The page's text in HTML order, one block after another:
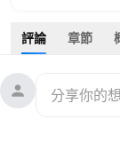
評論 章節